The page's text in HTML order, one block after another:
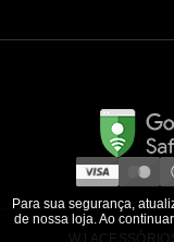
WJ
Para sua segurança,
de nossa loja. Ao